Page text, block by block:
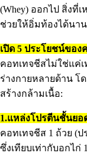
(Whey) ออกไป สิ่งที่
ช่วยให้อิ่มท้องได้นา
เปิด 5 ประโยชน์ขอ
คอทเทจชีสไม่ใช่แค่
ร่างกายหลายด้าน โ
สร้างกล้ามเนื้อ:
1.แหล่งโปรตีนชั้นยอ
คอทเทจชีส 1 ถ้วย (ป
ซึ่งเทียบเท่ากับอกไ